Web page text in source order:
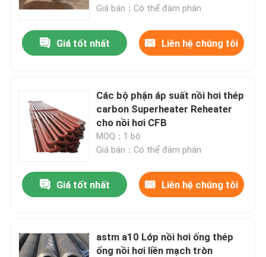
Giá bán：Có thể đàm phán
Giá tốt nhất Liên hệ chúng tôi
Các bộ phận áp suất nồi hơi thép
carbon Superheater Reheater
cho nồi hơi CFB
MOQ：1 bộ
Giá bán：Có thể đàm phán
Giá tốt nhất Liên hệ chúng tôi
astm a10 Lớp nồi hơi ống thép
ống nồi hơi liền mạch tròn